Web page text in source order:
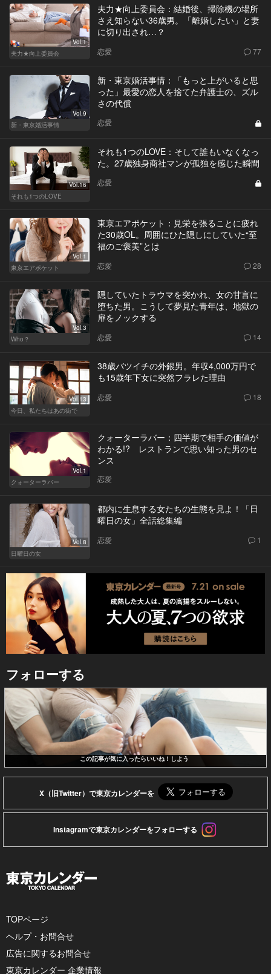
Vol.1
夫力★向上委員会
夫力★向上委員会：結婚後、掃除機の場所
さえ知らない36歳男。「離婚したい」と妻
に切り出され…？
恋愛 77
Vol.9
新・東京婚活事情
新・東京婚活事情：「もっと上がいると思
った」最愛の恋人を捨てた弁護士の、ズル
さの代償
恋愛
Vol.16
それも1つのLOVE
それも1つのLOVE：そして誰もいなくなっ
た。27歳独身商社マンが孤独を感じた瞬間
恋愛
Vol.1
東京エアポケット
東京エアポケット：見栄を張ることに疲れ
た30歳OL。周囲にひた隠しにしていた“至
福のご褒美”とは
恋愛 28
Vol.3
Who？
隠していたトラウマを突かれ、女の甘言に
堕ちた男。こうして夢見た青年は、地獄の
扉をノックする
恋愛 14
Vol.13
今日、私たちはあの街で
38歳バツイチの外銀男。年収4,000万円で
も15歳年下女に突然フラレた理由
恋愛 18
Vol.1
クォーターラバー
クォーターラバー：四半期で相手の価値が
わかる!? レストランで思い知った男のセ
ンス
恋愛
Vol.8
日曜日の女
都内に生息する女たちの生態を見よ！「日
曜日の女」全話総集編
恋愛 1
フォローする
この記事が気に入ったらいいね！しよう
X（旧Twitter）で東京カレンダーを
Instagramで東京カレンダーをフォローする
TOPページ
ヘルプ・お問合せ
広告に関するお問合せ
東京カレンダー 企業情報